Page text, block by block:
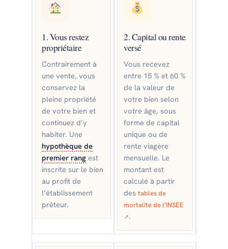
1. Vous restez
propriétaire
Contrairement à
une vente, vous
conservez la
pleine propriété
de votre bien et
continuez d’y
habiter. Une
hypothèque de
premier rang est
inscrite sur le bien
au profit de
l’établissement
prêteur.
2. Capital ou rente
versé
Vous recevez
entre 15 % et 60 %
de la valeur de
votre bien selon
votre âge, sous
forme de capital
unique ou de
rente viagère
mensuelle. Le
montant est
calculé à partir
des tables de
mortalité de l’INSEE
.